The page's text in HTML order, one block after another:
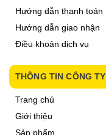
Hướng dẫn thanh toán
Hướng dẫn giao nhận
Điều khoản dịch vụ
THÔNG TIN CÔNG TY
Trang chủ
Giới thiệu
Sản phẩm